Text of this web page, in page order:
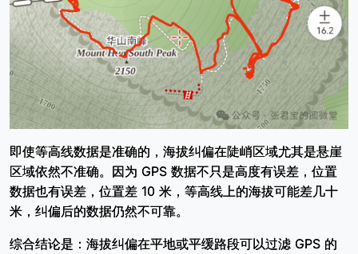
即使等高线数据是准确的，海拔纠偏在陡峭区域尤其是悬崖
区域依然不准确。因为 GPS 数据不只是高度有误差，位置
数据也有误差，位置差 10 米，等高线上的海拔可能差几十
米，纠偏后的数据仍然不可靠。
综合结论是：海拔纠偏在平地或平缓路段可以过滤 GPS 的